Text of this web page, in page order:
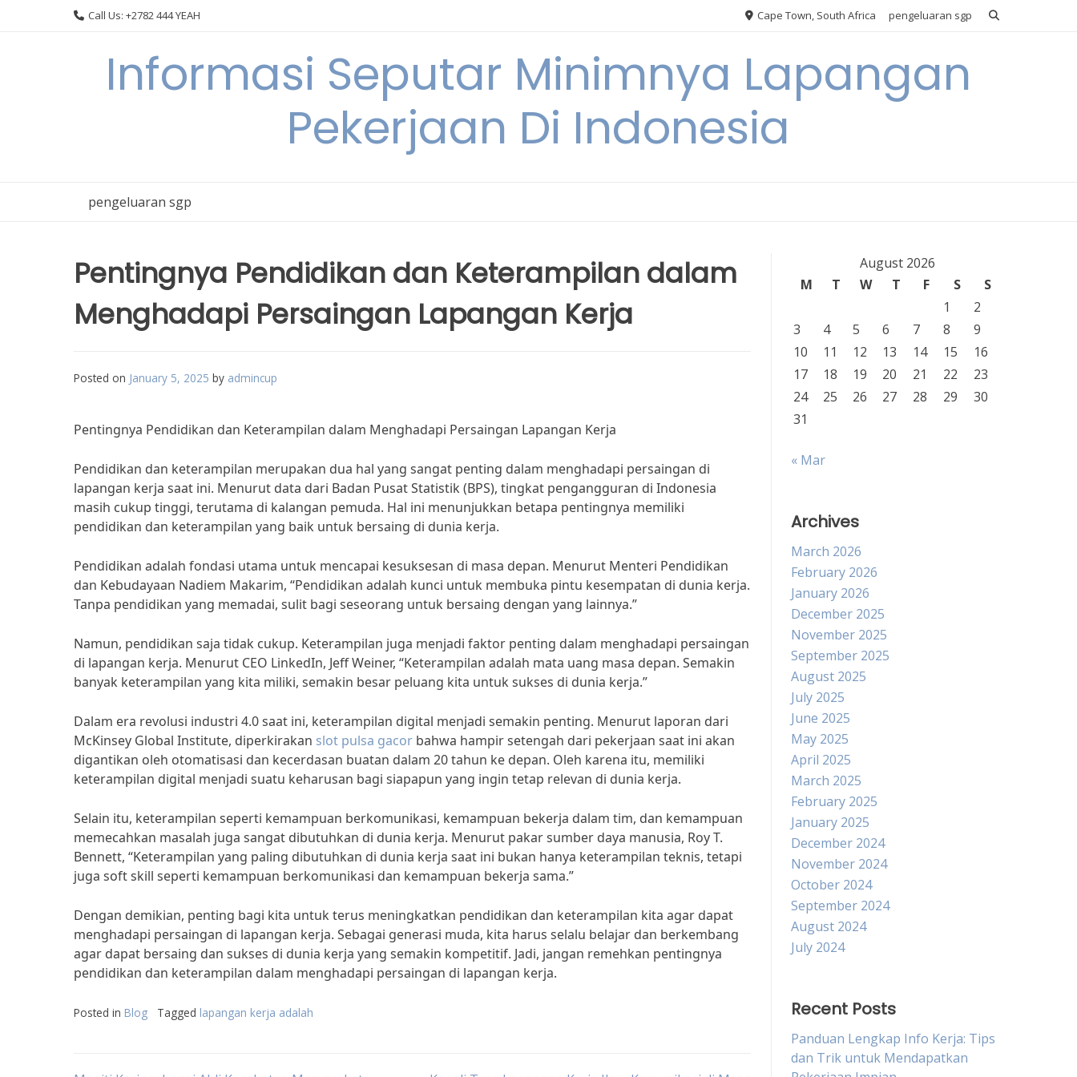
Call Us: +2782 444 YEAH Cape Town, South Africa pengeluaran sgp
Informasi Seputar Minimnya Lapangan
Pekerjaan Di Indonesia
pengeluaran sgp
Pentingnya Pendidikan dan Keterampilan dalam
Menghadapi Persaingan Lapangan Kerja
Posted on January 5, 2025 by admincup
Pentingnya Pendidikan dan Keterampilan dalam Menghadapi Persaingan Lapangan Kerja
Pendidikan dan keterampilan merupakan dua hal yang sangat penting dalam menghadapi persaingan di
lapangan kerja saat ini. Menurut data dari Badan Pusat Statistik (BPS), tingkat pengangguran di Indonesia
masih cukup tinggi, terutama di kalangan pemuda. Hal ini menunjukkan betapa pentingnya memiliki
pendidikan dan keterampilan yang baik untuk bersaing di dunia kerja.
Pendidikan adalah fondasi utama untuk mencapai kesuksesan di masa depan. Menurut Menteri Pendidikan
dan Kebudayaan Nadiem Makarim, “Pendidikan adalah kunci untuk membuka pintu kesempatan di dunia kerja.
Tanpa pendidikan yang memadai, sulit bagi seseorang untuk bersaing dengan yang lainnya.”
Namun, pendidikan saja tidak cukup. Keterampilan juga menjadi faktor penting dalam menghadapi persaingan
di lapangan kerja. Menurut CEO LinkedIn, Jeff Weiner, “Keterampilan adalah mata uang masa depan. Semakin
banyak keterampilan yang kita miliki, semakin besar peluang kita untuk sukses di dunia kerja.”
Dalam era revolusi industri 4.0 saat ini, keterampilan digital menjadi semakin penting. Menurut laporan dari
McKinsey Global Institute, diperkirakan slot pulsa gacor bahwa hampir setengah dari pekerjaan saat ini akan
digantikan oleh otomatisasi dan kecerdasan buatan dalam 20 tahun ke depan. Oleh karena itu, memiliki
keterampilan digital menjadi suatu keharusan bagi siapapun yang ingin tetap relevan di dunia kerja.
Selain itu, keterampilan seperti kemampuan berkomunikasi, kemampuan bekerja dalam tim, dan kemampuan
memecahkan masalah juga sangat dibutuhkan di dunia kerja. Menurut pakar sumber daya manusia, Roy T.
Bennett, “Keterampilan yang paling dibutuhkan di dunia kerja saat ini bukan hanya keterampilan teknis, tetapi
juga soft skill seperti kemampuan berkomunikasi dan kemampuan bekerja sama.”
Dengan demikian, penting bagi kita untuk terus meningkatkan pendidikan dan keterampilan kita agar dapat
menghadapi persaingan di lapangan kerja. Sebagai generasi muda, kita harus selalu belajar dan berkembang
agar dapat bersaing dan sukses di dunia kerja yang semakin kompetitif. Jadi, jangan remehkan pentingnya
pendidikan dan keterampilan dalam menghadapi persaingan di lapangan kerja.
Posted in Blog Tagged lapangan kerja adalah
August 2026
M
T W T F S
S
1
2
3
4 5 6 7 8
9
10
11 12 13 14 15
16
17
18 19 20 21 22
23
24
25 26 27 28 29
30
31
« Mar
Archives
March 2026
February 2026
January 2026
December 2025
November 2025
September 2025
August 2025
July 2025
June 2025
May 2025
April 2025
March 2025
February 2025
January 2025
December 2024
November 2024
October 2024
September 2024
August 2024
July 2024
Recent Posts
Panduan Lengkap Info Kerja: Tips
dan Trik untuk Mendapatkan